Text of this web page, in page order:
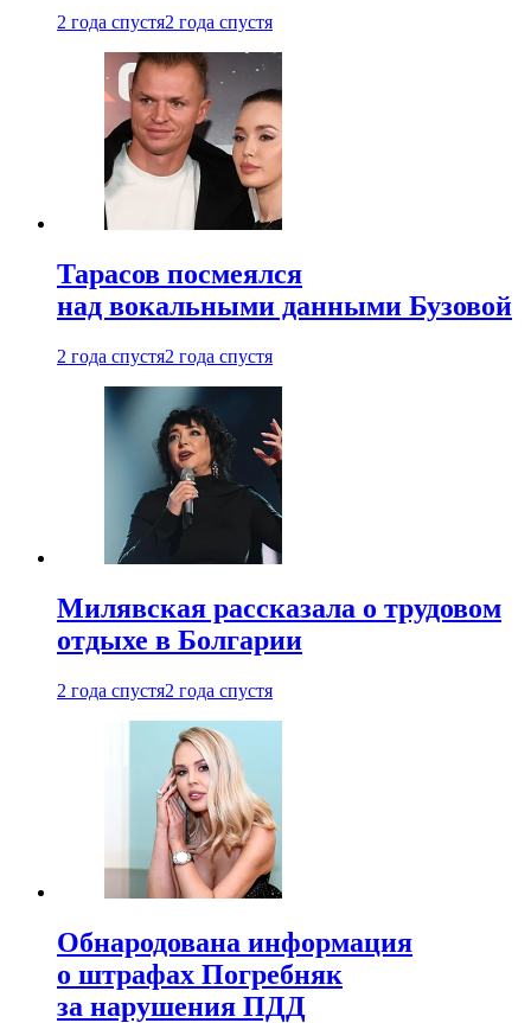
2 года спустя2 года спустя
Тарасов посмеялся
над вокальными данными Бузовой
2 года спустя2 года спустя
Милявская рассказала о трудовом
отдыхе в Болгарии
2 года спустя2 года спустя
Обнародована информация
о штрафах Погребняк
за нарушения ПДД